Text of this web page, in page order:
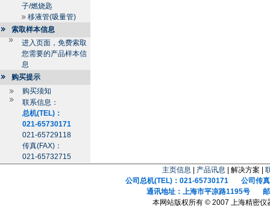
子/燃烧匙
移液管(吸量管)
索取样本信息
进入页面，免费索取
您需要的产品样本信
息
购买提示
购买须知
联系信息：
总机(TEL)：
021-65730171
021-65729118
传真(FAX)：
021-65732715
主页信息 产品讯息 | 解决方案 |
公司总机(TEL)：021-65730171 公司传真
通讯地址：上海市平凉路1195号 邮
本网站版权所有 © 2007 上海精密仪